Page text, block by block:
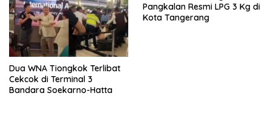
Dua WNA Tiongkok Terlibat
Cekcok di Terminal 3
Bandara Soekarno-Hatta
Pangkalan Resmi LPG 3 Kg di
Kota Tangerang